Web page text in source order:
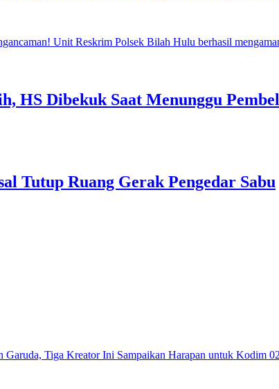
HS Dibekuk Saat Menunggu
Tutup Ruang Gerak Pengedar Sabu
Garuda, Tiga Kreator Ini Sampaikan Harapan untuk Kodim